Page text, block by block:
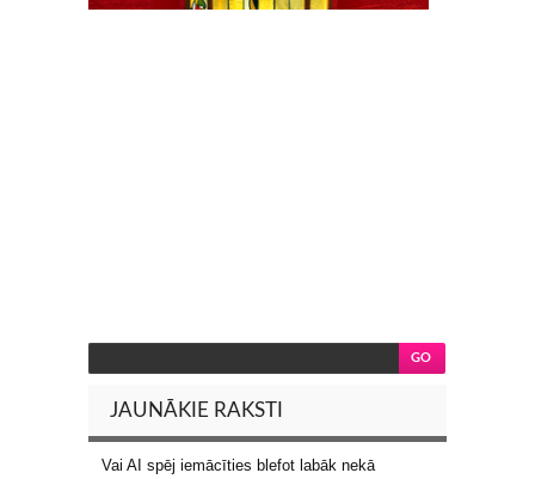
JAUNĀKIE RAKSTI
Vai AI spēj iemācīties blefot labāk nekā